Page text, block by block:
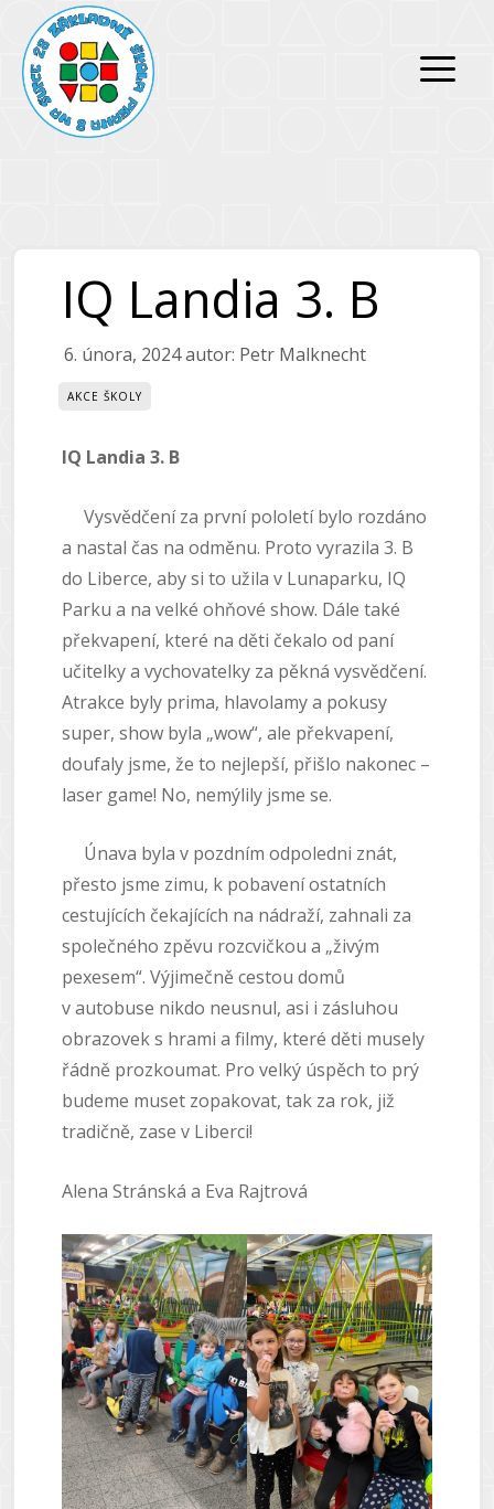
Přeskočit
obsah
Přeskočit
obsah
IQ Landia 3. B
6. února, 2024autor: Petr Malknecht
AKCE ŠKOLY
IQ Landia 3. B
Vysvědčení za první pololetí bylo rozdáno
a nastal čas na odměnu. Proto vyrazila 3. B
do Liberce, aby si to užila v Lunaparku, IQ
Parku a na velké ohňové show. Dále také
překvapení, které na děti čekalo od paní
učitelky a vychovatelky za pěkná vysvědčení.
Atrakce byly prima, hlavolamy a pokusy
super, show byla „wow“, ale překvapení,
doufaly jsme, že to nejlepší, přišlo nakonec –
laser game! No, nemýlily jsme se.
Únava byla v pozdním odpoledni znát,
přesto jsme zimu, k pobavení ostatních
cestujících čekajících na nádraží, zahnali za
společného zpěvu rozcvičkou a „živým
pexesem“. Výjimečně cestou domů
v autobuse nikdo neusnul, asi i zásluhou
obrazovek s hrami a filmy, které děti musely
řádně prozkoumat. Pro velký úspěch to prý
budeme muset zopakovat, tak za rok, již
tradičně, zase v Liberci!
Alena Stránská a Eva Rajtrová